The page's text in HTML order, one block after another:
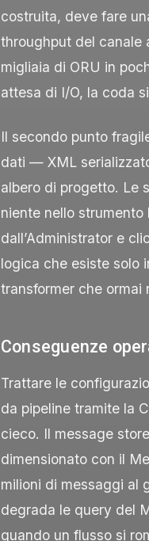
costruita, deve fare
throughput del canale
migliaia di ORU in
attesa di I/O, la coda
Il secondo punto
dati — XML
albero di progetto. Le
niente nello
dall’Administrator e
logica che esiste solo
transformer che ormai
Conseguenze
Trattare le
da pipeline tramite la
cieco. Il message
dimensionato con il
milioni di messaggi al
degrada le query del
quando un flusso si